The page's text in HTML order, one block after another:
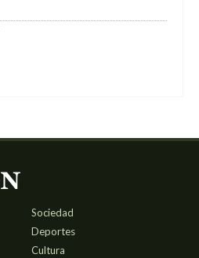
Sociedad
Deportes
Cultura